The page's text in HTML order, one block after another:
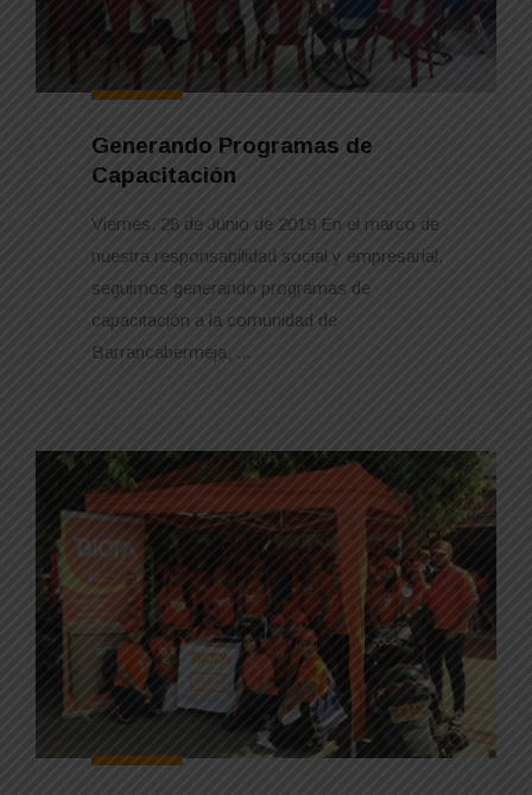
Generando Programas de
Capacitación
Viernes, 28 de Junio de 2019 En el marco de
nuestra responsabilidad social y empresarial,
seguimos generando programas de
capacitación a la comunidad de
Barrancabermeja, ...